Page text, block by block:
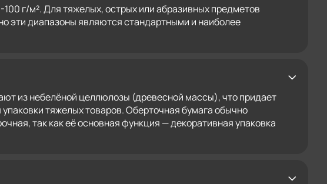
г/м². Для тяжелых, острых или абразивных предметов
эти диапазоны являются стандартными и наиболее
из небелёной целлюлозы (древесной массы), что придает
тяжелых товаров. Оберточная бумага обычно
так как её основная функция — декоративная упаковка